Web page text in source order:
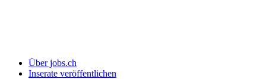
Über jobs.ch
Inserate veröffentlichen